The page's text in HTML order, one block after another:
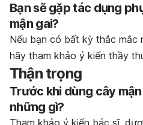
Bạn sẽ gặp tác dụng
mận gai?
Nếu bạn có bất kỳ thắc mắc
hãy tham khảo ý kiến thầy
Thận trọng
Trước khi dùng cây
những gì?